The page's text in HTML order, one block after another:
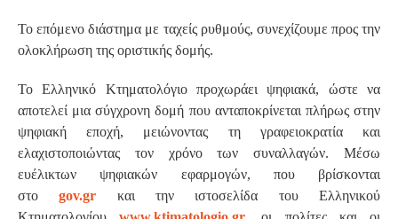
Το επόμενο διάστημα με ταχείς ρυθμούς, συνεχίζουμε προς την
ολοκλήρωση της οριστικής δομής.
Το Ελληνικό Κτηματολόγιο προχωράει ψηφιακά, ώστε να
αποτελεί μια σύγχρονη δομή που ανταποκρίνεται πλήρως στην
ψηφιακή εποχή, μειώνοντας τη γραφειοκρατία και
ελαχιστοποιώντας τον χρόνο των συναλλαγών. Μέσω
ευέλικτων ψηφιακών εφαρμογών, που βρίσκονται
στοgov.gr και την ιστοσελίδα του Ελληνικού